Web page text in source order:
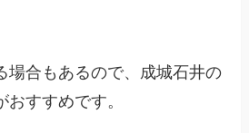
場合もあるので、成城石井の
すすめです。